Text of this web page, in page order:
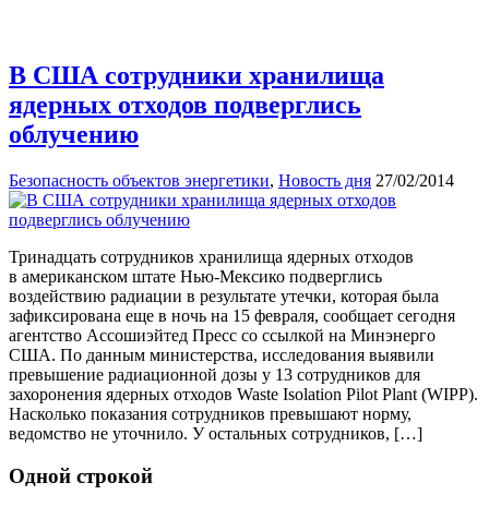
В США сотрудники хранилища
ядерных отходов подверглись
облучению
Безопасность объектов энергетики, Новость дня 27/02/2014
Тринадцать сотрудников хранилища ядерных отходов
в американском штате Нью-Мексико подверглись
воздействию радиации в результате утечки, которая была
зафиксирована еще в ночь на 15 февраля, сообщает сегодня
агентство Ассошиэйтед Пресс со ссылкой на Минэнерго
США. По данным министерства, исследования выявили
превышение радиационной дозы у 13 сотрудников для
захоронения ядерных отходов Waste Isolation Pilot Plant (WIPP).
Насколько показания сотрудников превышают норму,
ведомство не уточнило. У остальных сотрудников, […]
Одной строкой